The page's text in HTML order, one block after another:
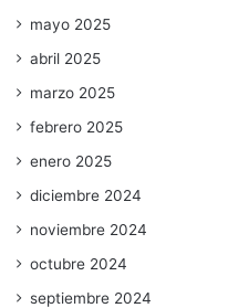
mayo 2025
abril 2025
marzo 2025
febrero 2025
enero 2025
diciembre 2024
noviembre 2024
octubre 2024
septiembre 2024